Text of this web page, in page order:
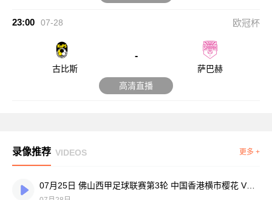
23:00 07-28 欧冠杯
古比斯
-
萨巴赫
高清直播
录像推荐 VIDEOS 更多 +
07月25日 佛山西甲足球联赛第3轮 中国香港横市樱花 VS 吉图省实青年 全场录像